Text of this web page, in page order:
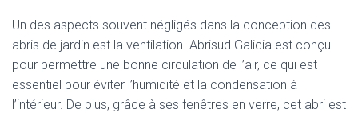
Un des aspects souvent négligés dans la conception des
abris de jardin est la ventilation. Abrisud Galicia est conçu
pour permettre une bonne circulation de l’air, ce qui est
essentiel pour éviter l’humidité et la condensation à
l’intérieur. De plus, grâce à ses fenêtres en verre, cet abri est